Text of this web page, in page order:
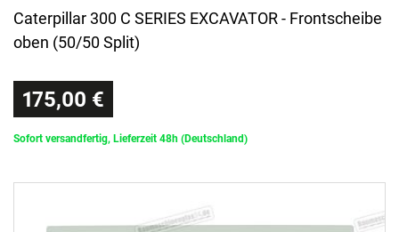
Caterpillar 300 C SERIES EXCAVATOR - Frontscheibe
oben (50/50 Split)
175,00 €
Sofort versandfertig, Lieferzeit 48h (Deutschland)